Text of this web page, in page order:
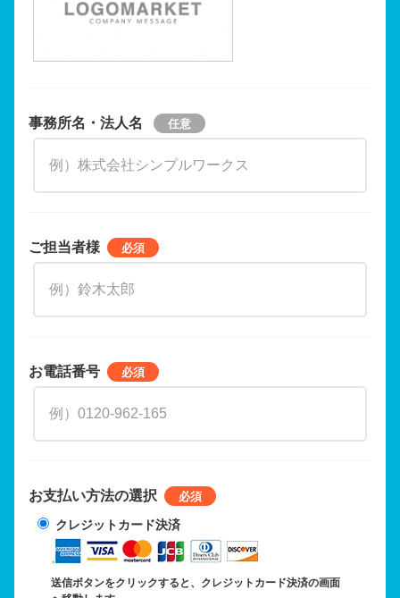
事務所名・法人名
ご担当者様
お電話番号
お支払い方法の選択
クレジットカード決済
送信ボタンをクリックすると、クレジットカード決済の画面